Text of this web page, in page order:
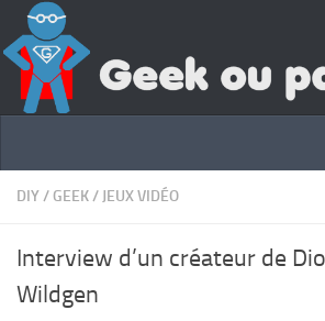
DIY/ GEEK/ JEUX VIDÉO
Interview d’un créateur de
Wildgen